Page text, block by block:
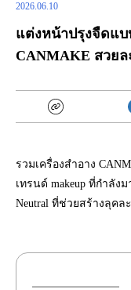
2026.06.10
แต่งหน้าปรุงจืดแบ
CANMAKE สวย
รวมเครื่องสำอาง
เทรนด์ makeup ที่กำลัง
Neutral ที่ช่วยสร้างลุค